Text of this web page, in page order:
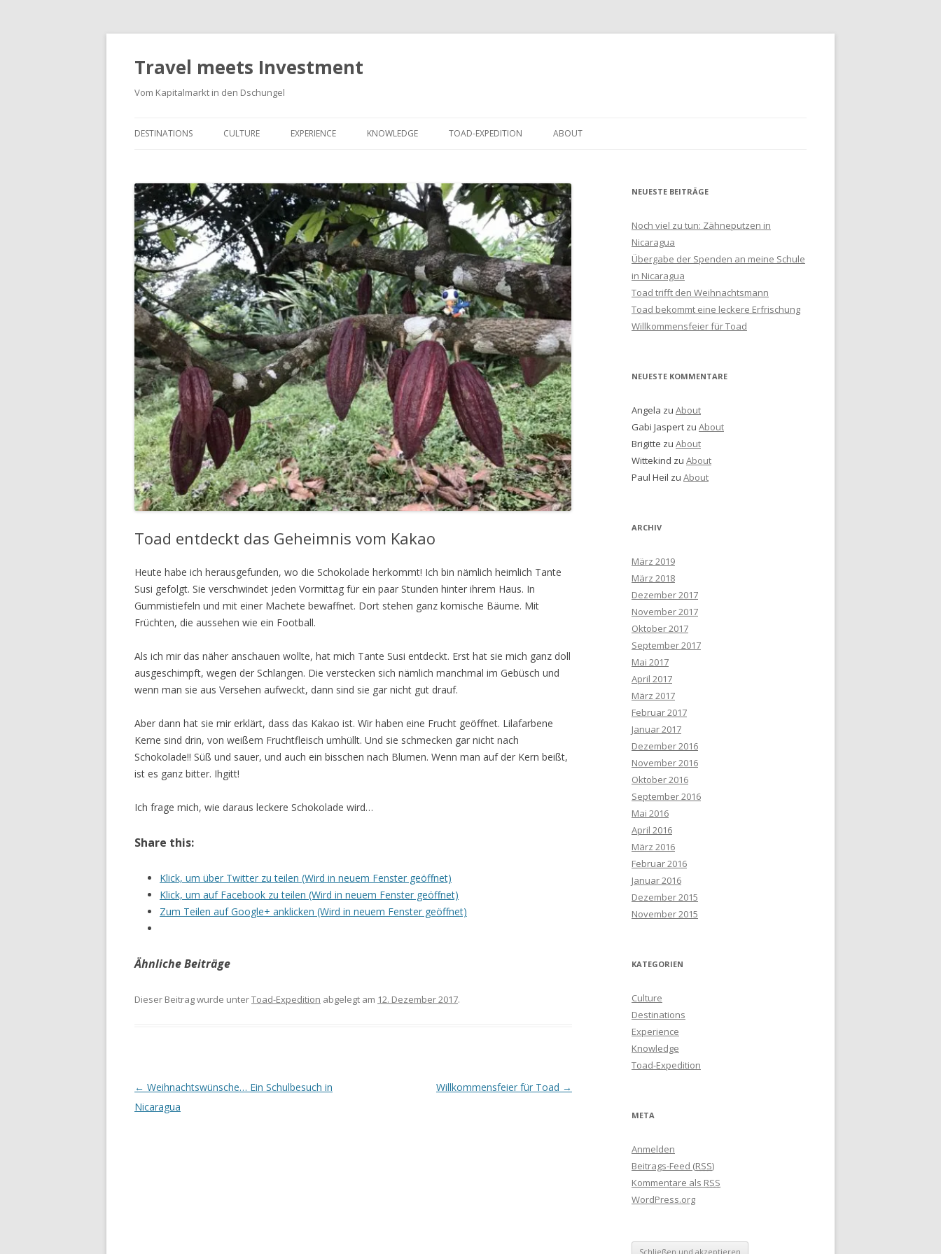
Travel meets Investment
Vom Kapitalmarkt in den Dschungel
zum
DESTINATIONS CULTURE EXPERIENCE KNOWLEDGE TOAD-EXPEDITION ABOUT
DATENSCHUTZ
HAFTUNGSAUSSCHLUSS
Toad entdeckt das Geheimnis vom Kakao
Heute habe ich herausgefunden, wo die Schokolade herkommt! Ich bin nämlich heimlich Tante
Susi gefolgt. Sie verschwindet jeden Vormittag für ein paar Stunden hinter ihrem Haus. In
Gummistiefeln und mit einer Machete bewaffnet. Dort stehen ganz komische Bäume. Mit
Früchten, die aussehen wie ein Football.
Als ich mir das näher anschauen wollte, hat mich Tante Susi entdeckt. Erst hat sie mich ganz doll
ausgeschimpft, wegen der Schlangen. Die verstecken sich nämlich manchmal im Gebüsch und
wenn man sie aus Versehen aufweckt, dann sind sie gar nicht gut drauf.
Aber dann hat sie mir erklärt, dass das Kakao ist. Wir haben eine Frucht geöffnet. Lilafarbene
Kerne sind drin, von weißem Fruchtfleisch umhüllt. Und sie schmecken gar nicht nach
Schokolade!! Süß und sauer, und auch ein bisschen nach Blumen. Wenn man auf der Kern beißt,
ist es ganz bitter. Ihgitt!
Ich frage mich, wie daraus leckere Schokolade wird…
Share this:
Klick, um über Twitter zu teilen (Wird in neuem Fenster geöffnet)
Klick, um auf Facebook zu teilen (Wird in neuem Fenster geöffnet)
Zum Teilen auf Google+ anklicken (Wird in neuem Fenster geöffnet)
Ähnliche Beiträge
Dieser Beitrag wurde unterToad-Expedition abgelegt am 12. Dezember 2017.
Beitrags-
Navigation
← Weihnachtswünsche… Ein Schulbesuch in
Nicaragua
Willkommensfeier für Toad →
NEUESTE BEITRÄGE
Noch viel zu tun: Zähneputzen in
Nicaragua
Übergabe der Spenden an meine Schule
in Nicaragua
Toad trifft den Weihnachtsmann
Toad bekommt eine leckere Erfrischung
Willkommensfeier für Toad
NEUESTE KOMMENTARE
Angela zu About
Gabi Jaspert zu About
Brigitte zu About
Wittekind zu About
Paul Heil zu About
ARCHIV
März 2019
März 2018
Dezember 2017
November 2017
Oktober 2017
September 2017
Mai 2017
April 2017
März 2017
Februar 2017
Januar 2017
Dezember 2016
November 2016
Oktober 2016
September 2016
Mai 2016
April 2016
März 2016
Februar 2016
Januar 2016
Dezember 2015
November 2015
KATEGORIEN
Culture
Destinations
Experience
Knowledge
Toad-Expedition
META
Anmelden
Beitrags-Feed (RSS)
Kommentare als RSS
WordPress.org